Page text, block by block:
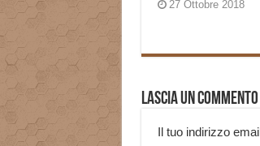
27 Ottobre 2018
Lascia un commento
Il tuo indirizzo